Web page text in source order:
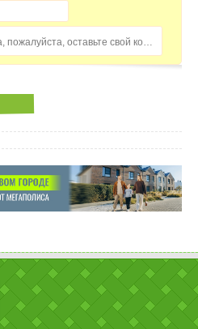
Домохозяйка, пожалуйста, оставьте свой комментарий...